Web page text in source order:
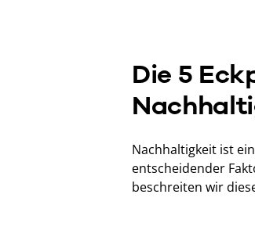
Die 5
Nachhaltigkeit ist
entscheidender
beschreiten wir